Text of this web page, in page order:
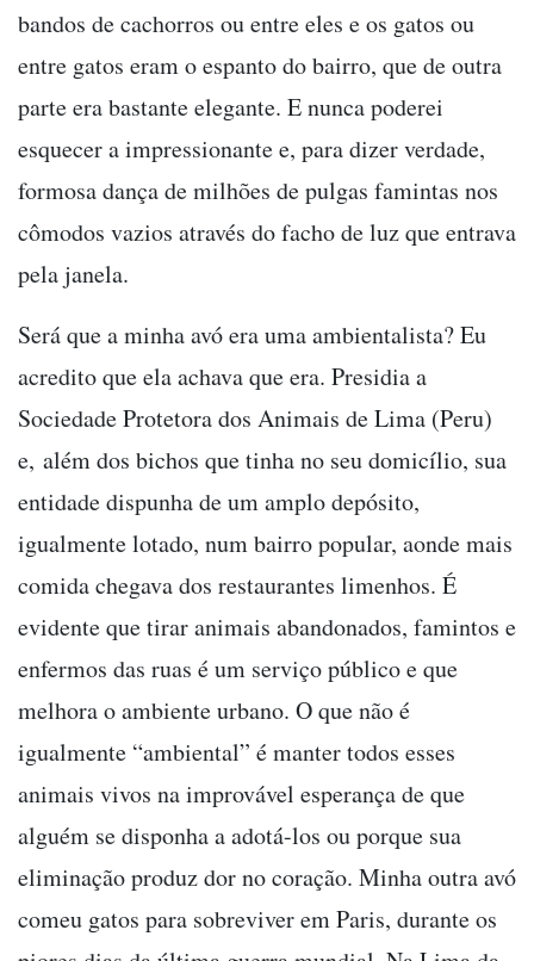
bandos de cachorros ou entre eles e os gatos ou
entre gatos eram o espanto do bairro, que de outra
parte era bastante elegante. E nunca poderei
esquecer a impressionante e, para dizer verdade,
formosa dança de milhões de pulgas famintas nos
cômodos vazios através do facho de luz que entrava
pela janela.
Será que a minha avó era uma ambientalista? Eu
acredito que ela achava que era. Presidia a
Sociedade Protetora dos Animais de Lima (Peru)
e, além dos bichos que tinha no seu domicílio, sua
entidade dispunha de um amplo depósito,
igualmente lotado, num bairro popular, aonde mais
comida chegava dos restaurantes limenhos. É
evidente que tirar animais abandonados, famintos e
enfermos das ruas é um serviço público e que
melhora o ambiente urbano. O que não é
igualmente “ambiental” é manter todos esses
animais vivos na improvável esperança de que
alguém se disponha a adotá-los ou porque sua
eliminação produz dor no coração. Minha outra avó
comeu gatos para sobreviver em Paris, durante os